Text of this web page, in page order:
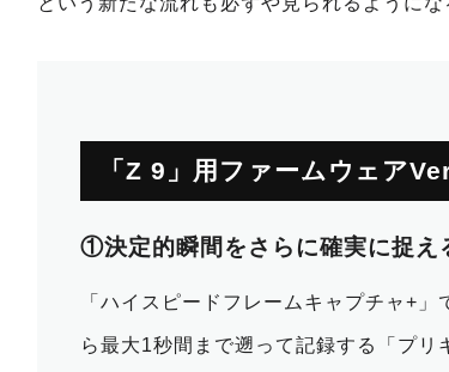
「Z 9」用ファームウェア
①決定的瞬間をさらに確実に捉え
「ハイスピードフレームキャプチャ+
ら最大1秒間まで遡って記録する「プリ